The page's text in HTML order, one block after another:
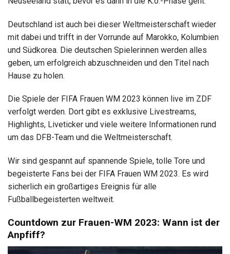
Deutschland ist auch bei dieser Weltmeisterschaft wieder
mit dabei und trifft in der Vorrunde auf Marokko, Kolumbien
und Südkorea. Die deutschen Spielerinnen werden alles
geben, um erfolgreich abzuschneiden und den Titel nach
Hause zu holen.
Die Spiele der FIFA Frauen WM 2023 können live im ZDF
verfolgt werden. Dort gibt es exklusive Livestreams,
Highlights, Liveticker und viele weitere Informationen rund
um das DFB-Team und die Weltmeisterschaft.
Wir sind gespannt auf spannende Spiele, tolle Tore und
begeisterte Fans bei der FIFA Frauen WM 2023. Es wird
sicherlich ein großartiges Ereignis für alle
Fußballbegeisterten weltweit.
Countdown zur Frauen-WM 2023: Wann ist der
Anpfiff?